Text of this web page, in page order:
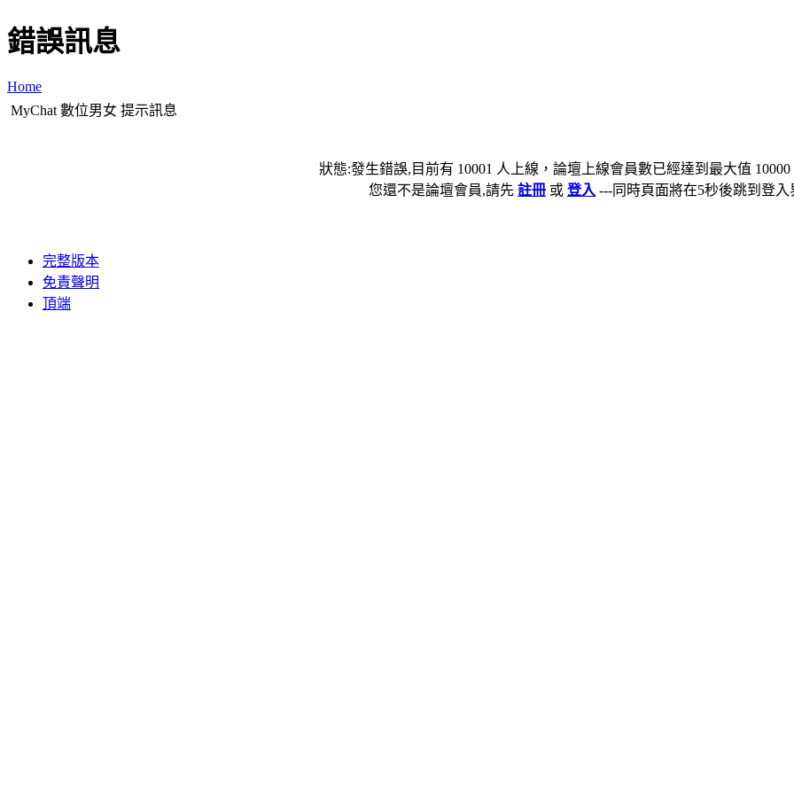
錯誤訊息
Home
MyChat 數位男女 提示訊息
狀態:發生錯誤,目前有 10001 人上線，論壇上線會員數已經達到最大值
您還不是論壇會員,請先 註冊 或 登入 ---同時頁面將在5秒後跳到登入
完整版本
免責聲明
頂端